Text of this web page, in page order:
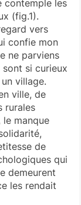
contemple les
(fig.1).
vers
confie mon
ne parviens
si curieux
village.
ville, de
rurales
le manque
de
qui
demeurent
les rendait